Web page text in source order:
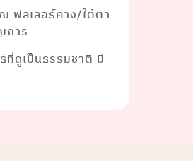
ฟิลเลอร์คาง/ใต้ตา
การ
ดูเป็นธรรมชาติ มี